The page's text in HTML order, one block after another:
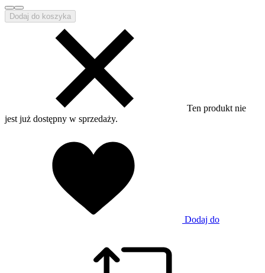
Dodaj do koszyka
Ten produkt nie
jest już dostępny w sprzedaży.
Dodaj do